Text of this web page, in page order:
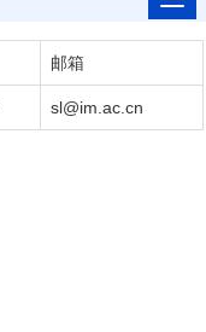
邮箱
sl@im.ac.cn